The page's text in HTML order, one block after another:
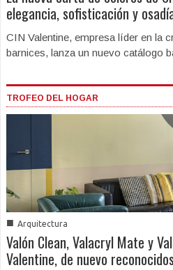
elegancia, sofisticación y
CIN Valentine, empresa líder en la
barnices, lanza un nuevo catálogo
TROFEO DEL HOGAR
■ Arquitectura
Valón Clean, Valacryl Mate y
Valentine, de nuevo